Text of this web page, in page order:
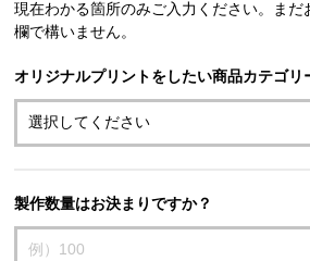
現在わかる箇所のみご入力ください。ま
欄で構いません。
オリジナルプリントをしたい商品カテゴリ
製作数量はお決まりですか？